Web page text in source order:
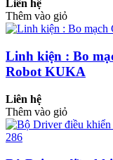
Liên hệ
Thêm vào giỏ
Linh kiện : Bo
Robot KUKA
Liên hệ
Thêm vào giỏ